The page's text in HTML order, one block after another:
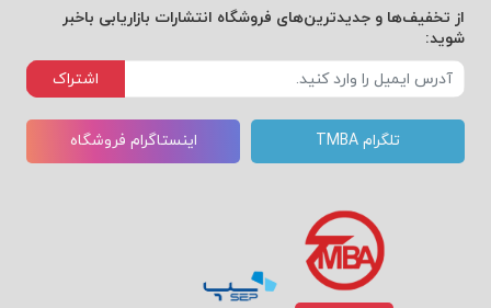
از تخفیف‌ها و جدیدترین‌های فروشگاه انتشارات بازاریابی باخبر
شوید:
اشتراک
تلگرام TMBA اینستاگرام فروشگاه